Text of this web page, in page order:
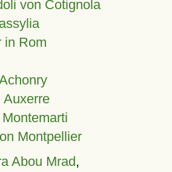
von Cotignola
in Rom
Auxerre
Montpellier
Abou Mrad,